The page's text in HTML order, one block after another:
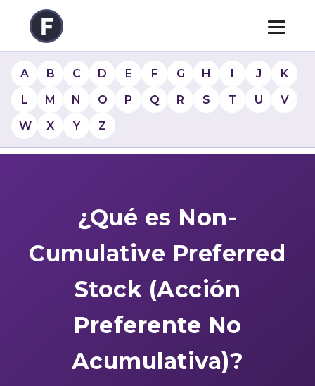
A B C D E F G H I J
K
L
M N O P Q R S T U
V
W
X Y Z
¿Qué es Non-
Cumulative Preferred
Stock (Acción
Preferente No
Acumulativa)?